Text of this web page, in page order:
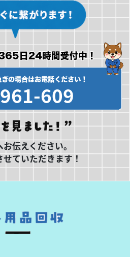
609
伝えください。
ていただきます！